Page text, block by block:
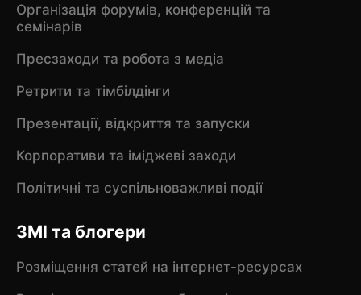
Організація форумів, конференцій та
семінарів
Пресзаходи та робота з медіа
Ретрити та тімбілдінги
Презентації, відкриття та запуски
Корпоративи та іміджеві заходи
Політичні та суспільноважливі події
ЗМІ та блогери
Розміщення статей на інтернет-ресурсах